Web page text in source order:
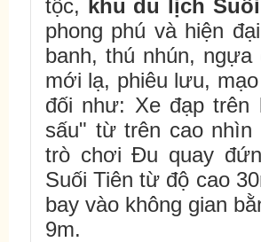
tộc, khu du lịch
phong phú và hiện
banh, thú nhún,
mới lạ, phiêu lưu,
đối như: Xe đạp trên
sấu" từ trên cao
trò chơi Ðu quay
Suối Tiên từ độ cao
bay vào không gian
9m.